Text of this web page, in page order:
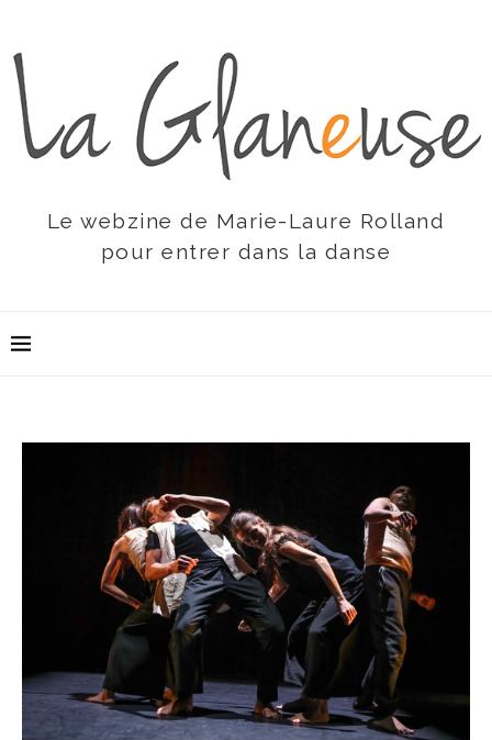
Le webzine de Marie-Laure Rolland
pour entrer dans la danse